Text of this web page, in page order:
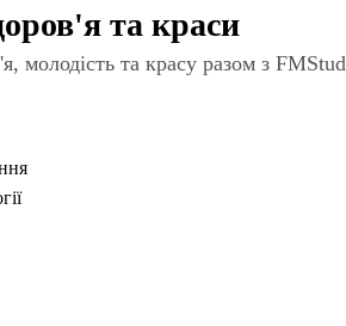
та краси
молодість та красу разом з